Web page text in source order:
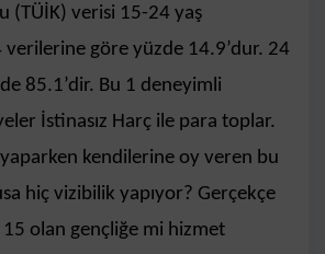
(TÜİK) verisi 15-24 yaş
verilerine göre yüzde 14.9’dur. 24
85.1’dir. Bu 1 deneyimli
İstinasız Harç ile para toplar.
kendilerine oy veren bu
hiç vizibilik yapıyor? Gerçekçe
olan gençliğe mi hizmet